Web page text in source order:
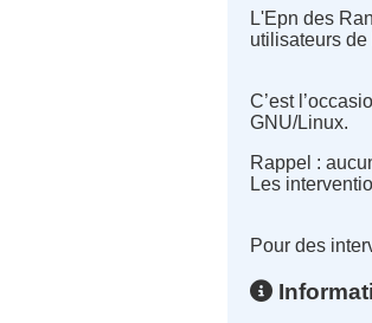
L'Epn des
utilisateurs
C’est
GNU/Linux.
Rappel :
Les
Pour des